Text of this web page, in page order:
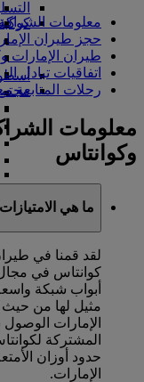
معلومات
حجز طيران
طيران الإمارات
اتفاقيات تبادل
رحلات المتابعة
معلومات
وكوانتاس
ما هي
لقد قمنا في
كوانتاس في
أبواب شبكة
مثيل لها من حيث
الإمارات
المشتركة
حدود أوزان
الإمارات.